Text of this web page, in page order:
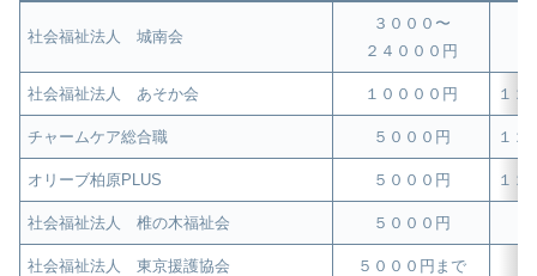
社会福祉法人 城南会
３０００〜
２４０００円
社会福祉法人 あそか会 １００００円 １２
チャームケア総合職 ５０００円 １２
オリーブ柏原PLUS ５０００円 １２
社会福祉法人 椎の木福祉会 ５０００円
社会福祉法人 東京援護協会 ５０００円まで